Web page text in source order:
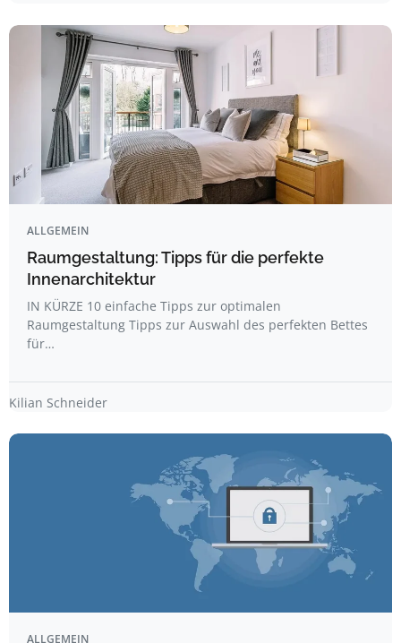
ALLGEMEIN
Raumgestaltung: Tipps für die perfekte
Innenarchitektur
IN KÜRZE 10 einfache Tipps zur optimalen
Raumgestaltung Tipps zur Auswahl des perfekten Bettes
für…
Kilian Schneider
ALLGEMEIN